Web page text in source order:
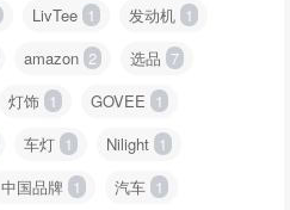
LivTee 1 发动机 1
amazon 2 选品 7
灯饰 1 GOVEE 1
车灯 1 Nilight 1
中国品牌 1 汽车 1